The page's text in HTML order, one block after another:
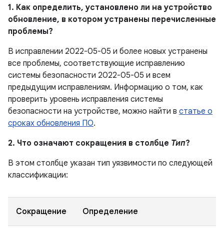
1. Как определить, установлено ли на устройство
обновление, в котором устранены перечисленные
проблемы?
В исправлении 2022-05-05 и более новых устранены
все проблемы, соответствующие исправлению
системы безопасности 2022-05-05 и всем
предыдущим исправлениям. Информацию о том, как
проверить уровень исправления системы
безопасности на устройстве, можно найти в статье о
сроках обновления ПО.
2. Что означают сокращения в столбце Тип?
В этом столбце указан тип уязвимости по следующей
классификации:
Сокращение Определение